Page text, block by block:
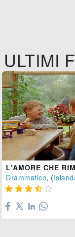
ULTIMI
L'AMORE CHE
Drammatico, (
    